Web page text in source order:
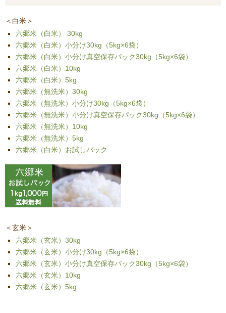
＜白米＞
六郷米（白米） 30kg
六郷米（白米）小分け30kg（5kg×6袋）
六郷米（白米）小分け真空保存パック30kg（5kg×6袋）
六郷米（白米）10kg
六郷米（白米）5kg
六郷米（無洗米）30kg
六郷米（無洗米）小分け30kg（5kg×6袋）
六郷米（無洗米）小分け真空保存パック30kg（5kg×6袋）
六郷米（無洗米）10kg
六郷米（無洗米）5kg
六郷米（白米）お試しパック
＜玄米＞
六郷米（玄米）30kg
六郷米（玄米）小分け30kg（5kg×6袋）
六郷米（玄米）小分け真空保存パック30kg（5kg×6袋）
六郷米（玄米）10kg
六郷米（玄米）5kg